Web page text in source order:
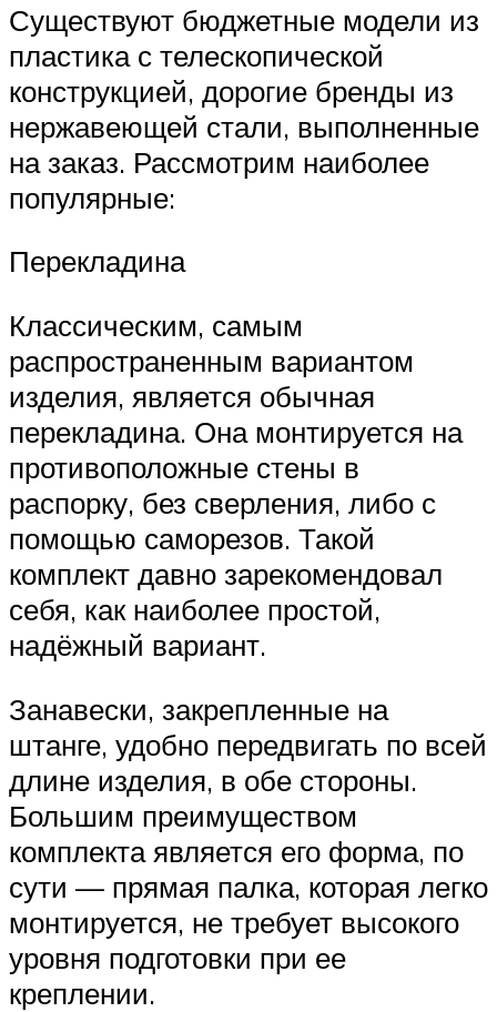
Существуют бюджетные модели из
пластика с телескопической
конструкцией, дорогие бренды из
нержавеющей стали, выполненные
на заказ. Рассмотрим наиболее
популярные:
Перекладина
Классическим, самым
распространенным вариантом
изделия, является обычная
перекладина. Она монтируется на
противоположные стены в
распорку, без сверления, либо с
помощью саморезов. Такой
комплект давно зарекомендовал
себя, как наиболее простой,
надёжный вариант.
Занавески, закрепленные на
штанге, удобно передвигать по всей
длине изделия, в обе стороны.
Большим преимуществом
комплекта является его форма, по
сути — прямая палка, которая легко
монтируется, не требует высокого
уровня подготовки при ее
креплении.